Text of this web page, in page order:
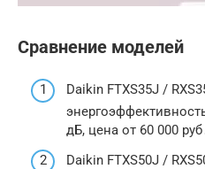
Сравнение моделей
Daikin FTXS35J /
дБ, цена от 60 000
Daikin FTXS50J /